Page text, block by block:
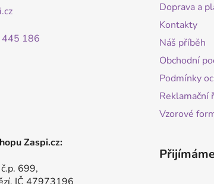
186
Doprava a
Kontakty
Náš příběh
Obchodní
Podmínky
Reklamační
Vzorové
Zaspi.cz:
699,